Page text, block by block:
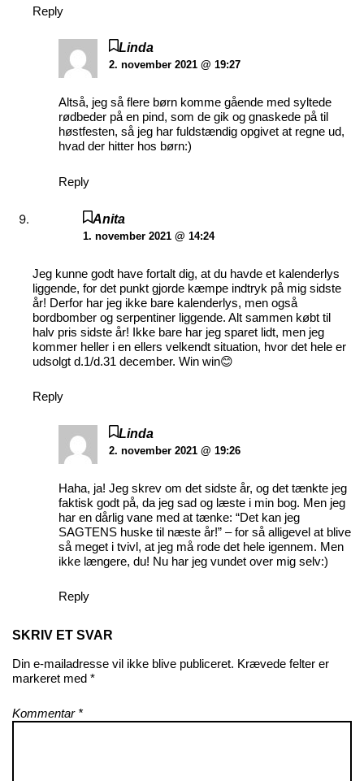
Reply
Linda
2. november 2021 @ 19:27
Altså, jeg så flere børn komme gående med syltede
rødbeder på en pind, som de gik og gnaskede på til
høstfesten, så jeg har fuldstændig opgivet at regne ud,
hvad der hitter hos børn:)
Reply
Anita
1. november 2021 @ 14:24
Jeg kunne godt have fortalt dig, at du havde et kalenderlys
liggende, for det punkt gjorde kæmpe indtryk på mig sidste
år! Derfor har jeg ikke bare kalenderlys, men også
bordbomber og serpentiner liggende. Alt sammen købt til
halv pris sidste år! Ikke bare har jeg sparet lidt, men jeg
kommer heller i en ellers velkendt situation, hvor det hele er
udsolgt d.1/d.31 december. Win win😊
Reply
Linda
2. november 2021 @ 19:26
Haha, ja! Jeg skrev om det sidste år, og det tænkte jeg
faktisk godt på, da jeg sad og læste i min bog. Men jeg
har en dårlig vane med at tænke: “Det kan jeg
SAGTENS huske til næste år!” – for så alligevel at blive
så meget i tvivl, at jeg må rode det hele igennem. Men
ikke længere, du! Nu har jeg vundet over mig selv:)
Reply
SKRIV ET SVAR
Din e-mailadresse vil ikke blive publiceret. Krævede felter er
markeret med *
Kommentar *